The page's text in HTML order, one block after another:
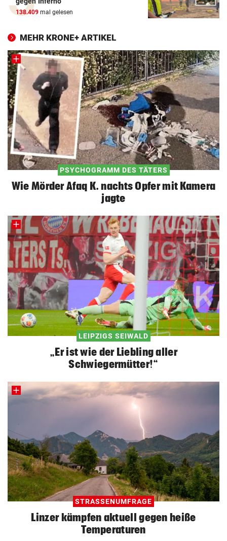
138.409 mal gelesen
MEHR KRONE+ ARTIKEL
PSYCHOGRAMM DES TÄTERS
Wie Mörder Afaq K. nachts Opfer mit Kamera
jagte
LEIPZIGS SEIWALD
„Er ist wie der Liebling aller
Schwiegermütter!“
STRASSENUMFRAGE
Linzer kämpfen aktuell gegen heiße
Temperaturen